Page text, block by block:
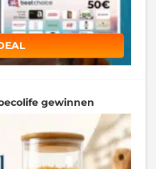
gewinnen